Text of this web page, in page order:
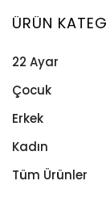
ÜRÜN
22 Ayar
Çocuk
Kelepçe
Kolye
Künye
Erkek
Kelepçe
Künye
Kadın
Bileklik
Tüm Ürünler